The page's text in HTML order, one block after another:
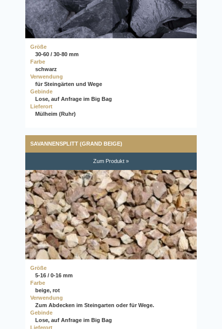
Größe
30-60 / 30-80 mm
Farbe
schwarz
Verwendung
für Steingärten und Wege
Gebinde
Lose, auf Anfrage im Big Bag
Lieferort
Mülheim (Ruhr)
SAVANNENSPLITT (GRAND BEIGE)
Zum Produkt »
Größe
5-16 / 0-16 mm
Farbe
beige, rot
Verwendung
Zum Abdecken im Steingarten oder für Wege.
Gebinde
Lose, auf Anfrage im Big Bag
Lieferort